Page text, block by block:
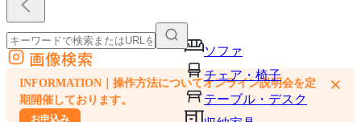
ソファ
チェア・椅子
テーブル・デスク
外部サイトの商品をカートに追加
他のサイトで見つけた商品ページのURLを貼り付けて、カートに追加できます
画像検索
INFORMATION｜操作方法についてオンライン説明会を定
期開催しております。
お申込み
×